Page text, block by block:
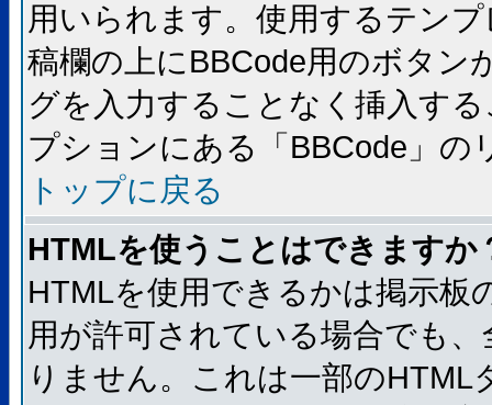
用いられます。使用するテン
稿欄の上にBBCode用のボタン
グを入力することなく挿入す
プションにある「BBCode」
トップに戻る
HTMLを使うことはできますか
HTMLを使用できるかは掲示板
用が許可されている場合でも
りません。これは一部の